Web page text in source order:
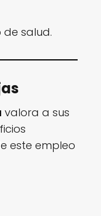
de salud.
valora a sus
este empleo